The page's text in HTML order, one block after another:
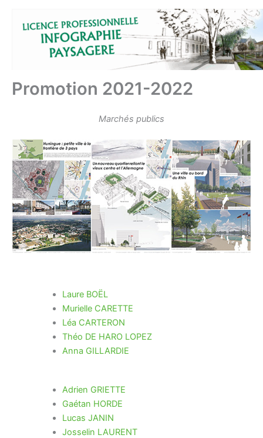
Promotion 2021-2022
Marchés publics
Laure BOËL
Murielle CARETTE
Léa CARTERON
Théo DE HARO LOPEZ
Anna GILLARDIE
Adrien GRIETTE
Gaétan HORDE
Lucas JANIN
Josselin LAURENT